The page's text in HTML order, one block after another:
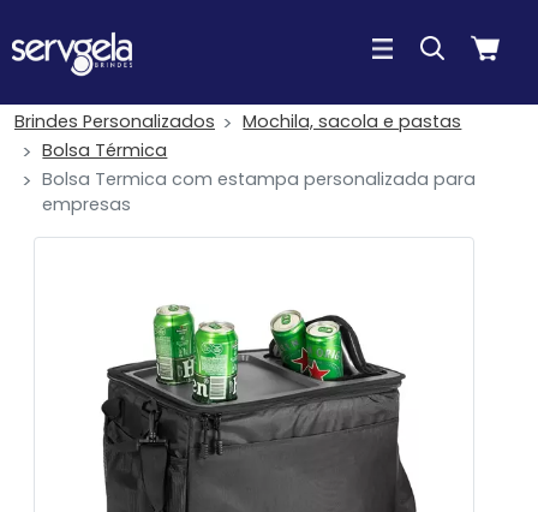
Brindes Personalizados
Mochila, sacola e pastas
Bolsa Térmica
Bolsa Termica com estampa personalizada para
empresas